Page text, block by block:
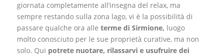
giornata completamente all’insegna del relax, ma
sempre restando sulla zona lago, vi è la possibilità di
passare qualche ora alleterme di Sirmione, luogo
molto conosciuto per le sue proprietà curative, ma non
solo. Qui potrete nuotare, rilassarvi e usufruire dei